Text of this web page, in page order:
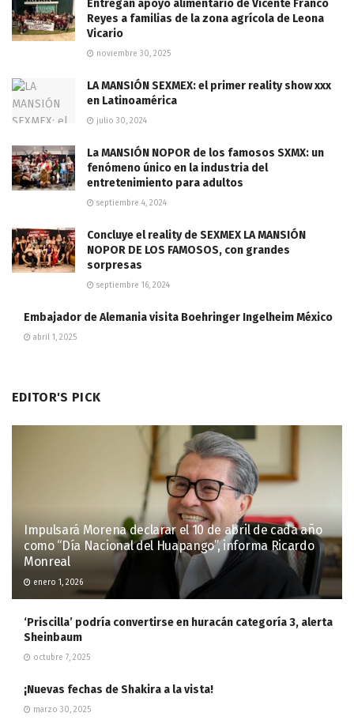
Entregan apoyo alimentario de Vicente Franco
Reyes a familias de la zona agrícola de Leona
Vicario
noviembre 30, 2025
LA MANSIÓN SEXMEX: el primer reality show xxx
en Latinoamérica
julio 30, 2024
La MANSIÓN NOPOR de los famosos SXMX: un
fenómeno único en la industria del
entretenimiento para adultos
septiembre 4, 2024
Concluye el reality de SEXMEX LA MANSIÓN
NOPOR DE LOS FAMOSOS, con grandes
sorpresas
septiembre 16, 2024
Embajador de Alemania visita Boehringer Ingelheim México
abril 1, 2025
EDITOR'S PICK
Impulsará Morena declarar el 10 de abril de cada año
como “Día Nacional del Huapango”, informa Ricardo
Monreal
enero 1, 2026
‘Priscilla’ podría convertirse en huracán categoría 3, alerta
Sheinbaum
octubre 7, 2025
¡Nuevas fechas de Shakira a la vista!
marzo 30, 2025